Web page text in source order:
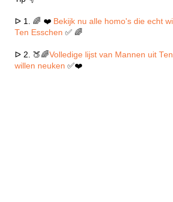
ᐅ 1. 🌈 ❤️ Bekijk nu alle homo's die echt
Ten Esschen ✅ 🌈
ᐅ 2. 🍑🌈Volledige lijst van Mannen uit
willen neuken ✅❤️